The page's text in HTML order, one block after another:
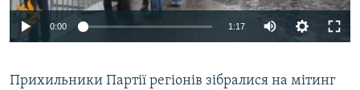
СВІДЧЕННЯ ОКУПАЦІЇ
УКРАЇНСЬКА ПРОБЛЕМА КРИМУ
Qırımtatar
0:00 1:17
Прихильники Партії регіонів зібралися на мітинг